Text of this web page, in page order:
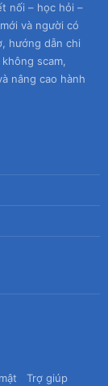
nối – học hỏi –
và người có
hướng dẫn chi
scam,
nâng cao hành
Trợ giúp